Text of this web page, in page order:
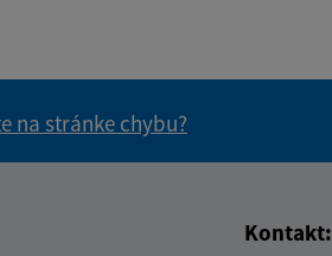
na stránke chybu?
Kontakt: